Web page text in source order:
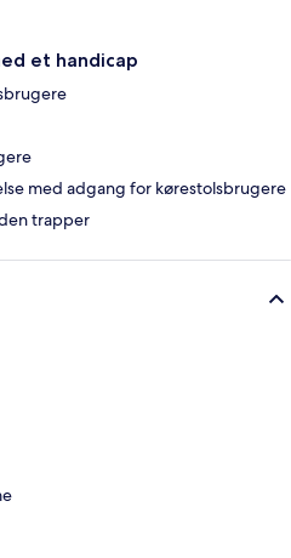
et handicap
med adgang for kørestolsbrugere
trapper